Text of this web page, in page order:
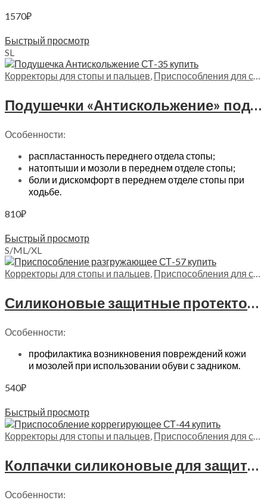
1570₽
Быстрый просмотр
SL
Корректоры для стопы и пальцев, Приспособления для стопы
Подушечки «Антискольжение» под дистальный отдел стопы Trives, СТ-35
Особенности:
распластанность переднего отдела стопы;
натоптыши и мозоли в переднем отделе стопы;
боли и дискомфорт в переднем отделе стопы при
ходьбе.
810₽
Быстрый просмотр
S/ML/XL
Корректоры для стопы и пальцев, Приспособления для стопы
Силиконовые защитные протекторы на задник обуви Trives, СТ-57
Особенности:
профилактика возникновения повреждений кожи
и мозолей при использовании обуви с задником.
540₽
Быстрый просмотр
Корректоры для стопы и пальцев, Приспособления для стопы
Колпачки силиконовые для защиты пальцев стопы Trives, СТ-44
Особенности: